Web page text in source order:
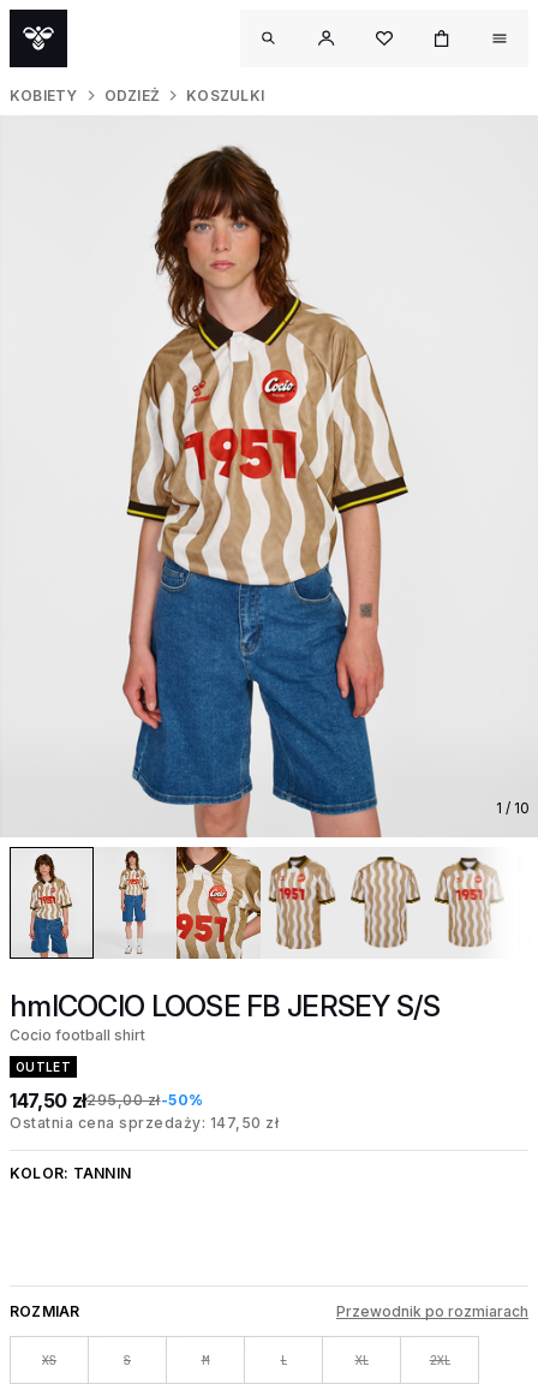
KOBIETY ODZIEŻ KOSZULKI
1 / 10
hmlCOCIO LOOSE FB JERSEY S/S
Cocio football shirt
OUTLET
147,50 zł295,00 zł-50%
Ostatnia cena sprzedaży: 147,50 zł
KOLOR: TANNIN
ROZMIAR Przewodnik po rozmiarach
XS S M L XL 2XL